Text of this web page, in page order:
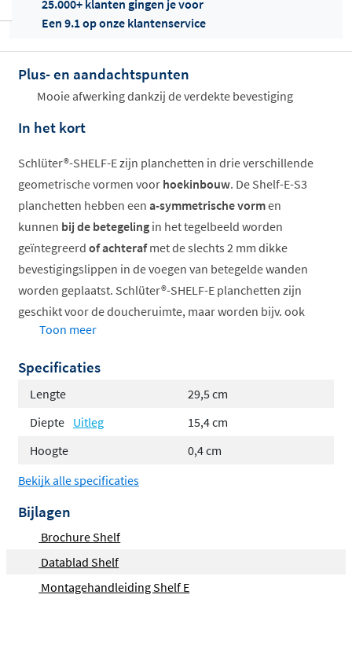
Offertes
25.000+ klanten gingen je voor
Een 9.1 op onze klantenservice
Plus- en aandachtspunten
Mooie afwerking dankzij de verdekte bevestiging
In het kort
Schlüter®-SHELF-E zijn planchetten in drie verschillende
geometrische vormen voor hoekinbouw. De Shelf-E-S3
planchetten hebben een a-symmetrische vormen
kunnen bij de betegeling in het tegelbeeld worden
geïntegreerd of achterafmet de slechts 2 mm dikke
bevestigingslippen in de voegen van betegelde wanden
worden geplaatst. Schlüter®-SHELF-E planchetten zijn
geschikt voor de doucheruimte, maar worden bijv. ook
toegepast in tegelwanden van keukens.
Links en rechts te plaatsen (omkeerbaar)
Materiaal RVS geborsteld of aluminium met
kleuren
Vijf designs: Pure, Square, Wave, Floral and Curve
Beschikbaar in vijf verschillende formaten
Toon meer
Specificaties
Lengte
29,5 cm
Diepte Uitleg
15,4 cm
Hoogte
0,4 cm
Bekijk alle specificaties
Bijlagen
Brochure Shelf
Datablad Shelf
Montagehandleiding Shelf E